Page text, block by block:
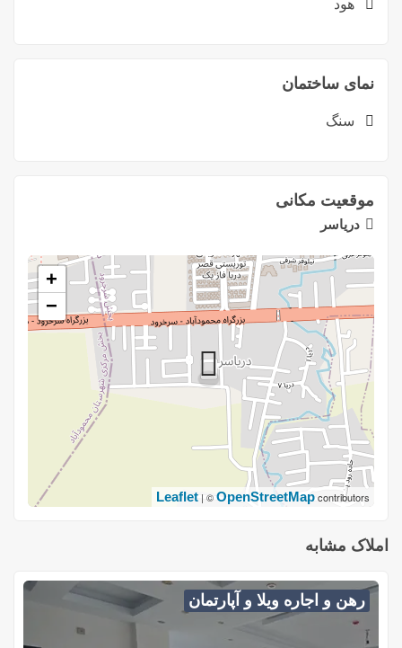
هود
نمای ساختمان
سنگ
موقعیت مکانی
دریاسر
+
−
Leaflet | ©OpenStreetMapcontributors
املاک مشابه
رهن و اجاره ویلا و آپارتمان